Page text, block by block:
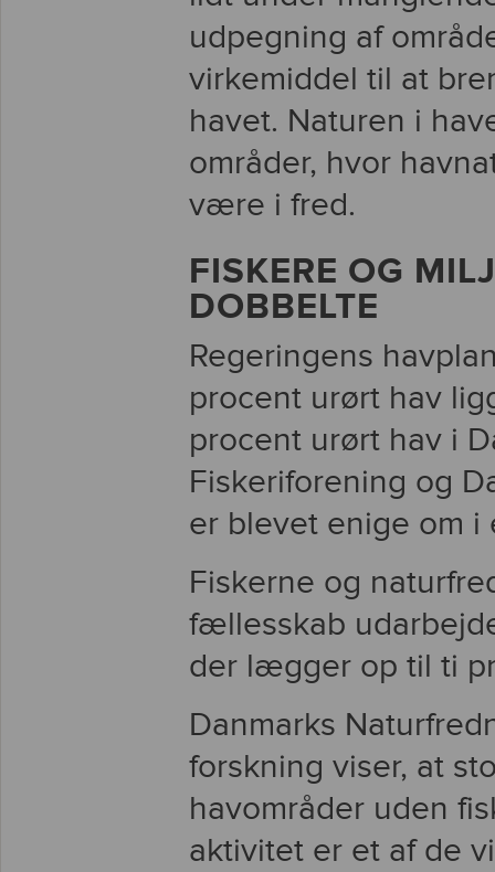
udpegning af
virkemiddel til at
havet. Naturen i
områder, hvor
være i fred.
FISKERE OG
DOBBELTE
Regeringens
procent urørt hav
procent urørt hav i
Fiskeriforening og
er blevet enige om
Fiskerne og
fællesskab
der lægger op til ti
Danmarks
forskning viser, at
havområder uden
aktivitet er et af de